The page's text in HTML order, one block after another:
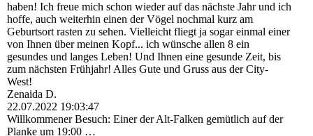
haben! Ich freue mich schon wieder auf das nächste Jahr und ich
hoffe, auch weiterhin einen der Vögel nochmal kurz am
Geburtsort rasten zu sehen. Vielleicht fliegt ja sogar einmal einer
von Ihnen über meinen Kopf... ich wünsche allen 8 ein
gesundes und langes Leben! Und Ihnen eine gesunde Zeit, bis
zum nächsten Frühjahr! Alles Gute und Gruss aus der City-
West!
Zenaida D.
22.07.2022 19:03:47
Willkommener Besuch: Einer der Alt-Falken gemütlich auf der
Planke um 19:00 …